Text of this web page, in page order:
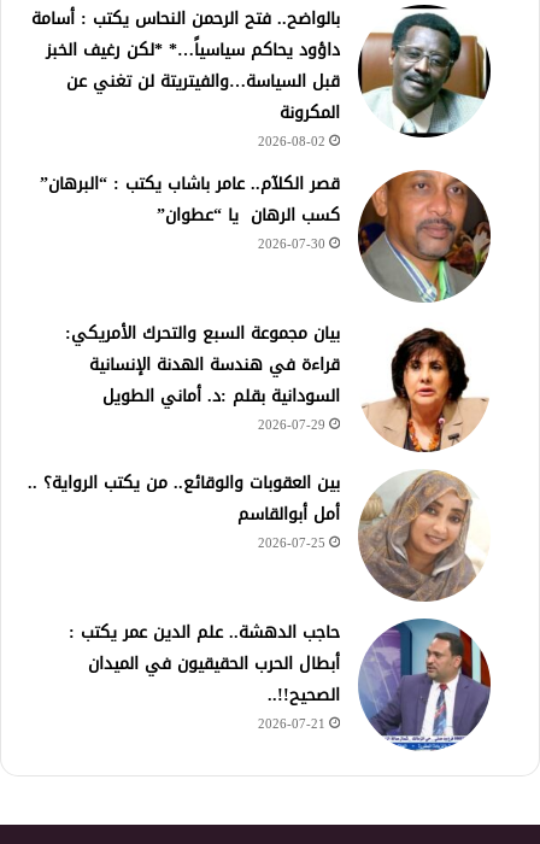
بالواضح.. فتح الرحمن النحاس يكتب : أسامة
داؤود يحاكم سياسياً…* *لكن رغيف الخبز
قبل السياسة…والفيتريتة لن تغني عن
المكرونة
2026-08-02
قصر الكلآم.. عامر باشاب يكتب : “البرهان”
كسب الرهان يا “عطوان”
2026-07-30
بيان مجموعة السبع والتحرك الأمريكي:
قراءة في هندسة الهدنة الإنسانية
السودانية بقلم :د. أماني الطويل
2026-07-29
بين العقوبات والوقائع.. من يكتب الرواية؟ ..
أمل أبوالقاسم
2026-07-25
حاجب الدهشة.. علم الدين عمر يكتب :
أبطال الحرب الحقيقيون في الميدان
الصحيح!!..
2026-07-21